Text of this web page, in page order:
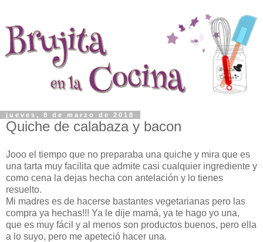
jueves, 8 de marzo de 2018
Quiche de calabaza y bacon
Jooo el tiempo que no preparaba una quiche y mira que es
una tarta muy facilita que admite casi cualquier ingrediente y
como cena la dejas hecha con antelación y lo tienes
resuelto.
Mi madres es de hacerse bastantes vegetarianas pero las
compra ya hechas!!! Ya le dije mamá, ya te hago yo una,
que es muy fácil y al menos son productos buenos, pero ella
a lo suyo, pero me apeteció hacer una.